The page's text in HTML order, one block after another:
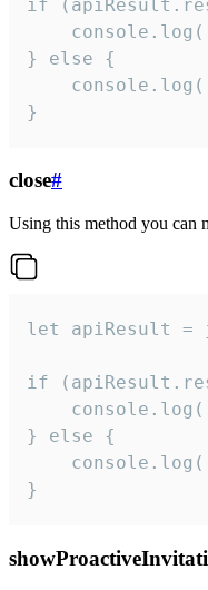
if
} else {
}
close#
Using this method you can
let apiResult =
if
} else {
}